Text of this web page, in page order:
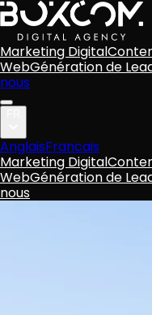
Marketing Digital
WebGénération de
nous
AnglaisFrancais
Marketing Digital
WebGénération de
nous